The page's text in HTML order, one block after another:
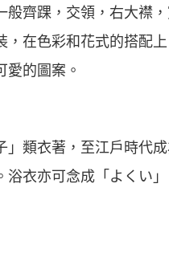
般齊踝，交領，右大襟
，在色彩和花式的搭配
的圖案。
類衣著，至江戶時代
衣亦可念成「よくい